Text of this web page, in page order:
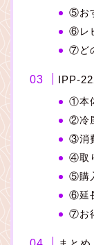
⑤お
⑥レ
⑦ど
IPP-
①本
②冷
③消
④取
⑤購
⑥延
⑦お